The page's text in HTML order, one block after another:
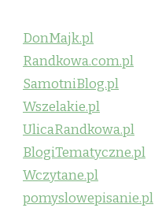
DonMajk.pl
Randkowa.com.pl
SamotniBlog.pl
Wszelakie.pl
UlicaRandkowa.pl
BlogiTematyczne.pl
Wczytane.pl
pomyslowepisanie.pl